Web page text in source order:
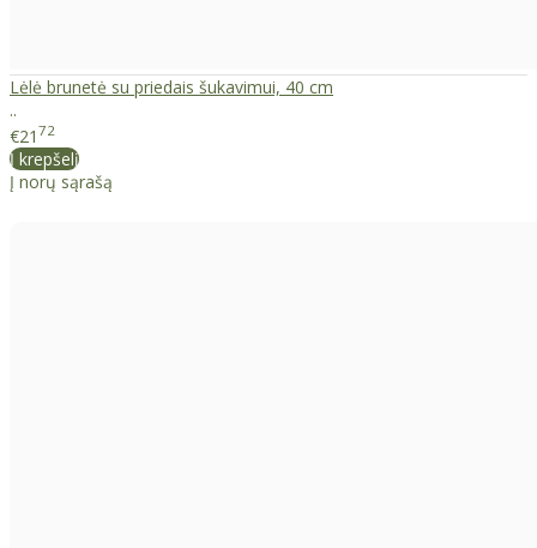
Lėlė brunetė su priedais šukavimui, 40 cm
..
€21 72
Į krepšelį
Į norų sąrašą